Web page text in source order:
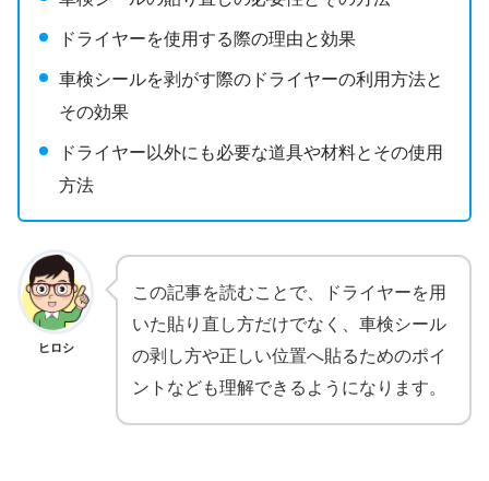
ドライヤーを使用する際の理由と効果
車検シールを剥がす際のドライヤーの利用方法と
その効果
ドライヤー以外にも必要な道具や材料とその使用
方法
ヒロシ
この記事を読むことで、ドライヤーを用
いた貼り直し方だけでなく、車検シール
の剥し方や正しい位置へ貼るためのポイ
ントなども理解できるようになります。